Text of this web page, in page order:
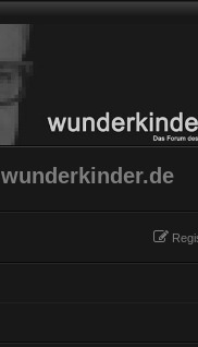
wunderkinder.de